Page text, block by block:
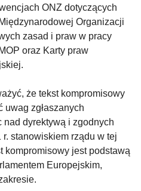
ONZ dotyczących
Organizacji
zasad i praw w pracy
oraz Karty praw
że tekst kompromisowy
uwag zgłaszanych
nad dyrektywą i zgodnych
stanowiskiem rządu w tej
kompromisowy jest podstawą
Europejskim,